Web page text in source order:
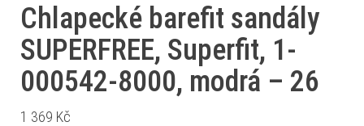
Chlapecké barefit sandály
SUPERFREE, Superfit, 1-
000542-8000, modrá – 26
1 369 Kč